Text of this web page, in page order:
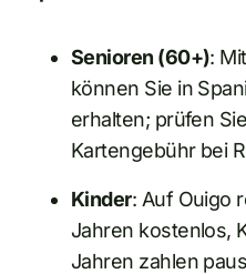
Senioren (60+):
können Sie in
erhalten; prüfen
Kartengebühr bei
Kinder: Auf Ouigo
Jahren kostenlos,
Jahren zahlen